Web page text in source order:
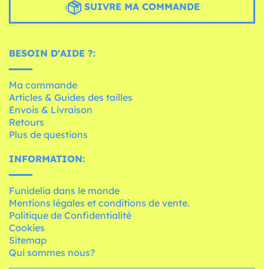
SUIVRE MA COMMANDE
BESOIN D'AIDE ?:
Ma commande
Articles & Guides des tailles
Envois & Livraison
Retours
Plus de questions
INFORMATION:
Funidelia dans le monde
Mentions légales et conditions de vente.
Politique de Confidentialité
Cookies
Sitemap
Qui sommes nous?